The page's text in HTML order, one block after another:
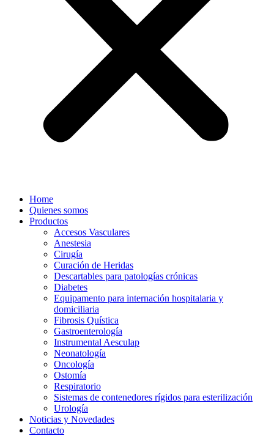
Home
Quienes somos
Productos
Accesos Vasculares
Anestesia
Cirugía
Curación de Heridas
Descartables para patologías crónicas
Diabetes
Equipamento para internación hospitalaria y
domiciliaria
Fibrosis Quística
Gastroenterología
Instrumental Aesculap
Neonatología
Oncología
Ostomía
Respiratorio
Sistemas de contenedores rígidos para esterilización
Urología
Noticias y Novedades
Contacto